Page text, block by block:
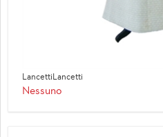
LancettiLancetti
Nessuno